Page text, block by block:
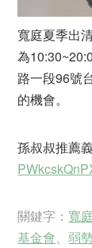
寬庭夏季出
為
路一段96號
的機會。
孫叔叔推薦
關鍵字： 寬庭
基金會、弱勢